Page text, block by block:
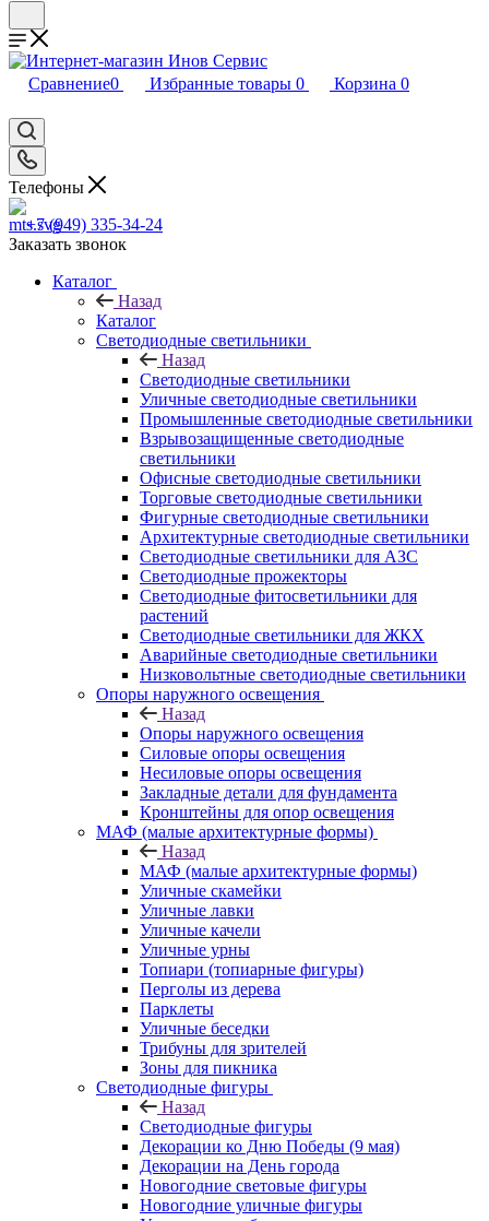
Сравнение0 Избранные товары 0 Корзина 0
Телефоны
+7 (949) 335-34-24
Заказать звонок
Каталог
Назад
Каталог
Светодиодные светильники
Назад
Светодиодные светильники
Уличные светодиодные светильники
Промышленные светодиодные светильники
Взрывозащищенные светодиодные
светильники
Офисные светодиодные светильники
Торговые светодиодные светильники
Фигурные светодиодные светильники
Архитектурные светодиодные светильники
Светодиодные светильники для АЗС
Светодиодные прожекторы
Светодиодные фитосветильники для
растений
Светодиодные светильники для ЖКХ
Аварийные светодиодные светильники
Низковольтные светодиодные светильники
Опоры наружного освещения
Назад
Опоры наружного освещения
Силовые опоры освещения
Несиловые опоры освещения
Закладные детали для фундамента
Кронштейны для опор освещения
МАФ (малые архитектурные формы)
Назад
МАФ (малые архитектурные формы)
Уличные скамейки
Уличные лавки
Уличные качели
Уличные урны
Топиари (топиарные фигуры)
Перголы из дерева
Парклеты
Уличные беседки
Трибуны для зрителей
Зоны для пикника
Светодиодные фигуры
Назад
Светодиодные фигуры
Декорации ко Дню Победы (9 мая)
Декорации на День города
Новогодние световые фигуры
Новогодние уличные фигуры